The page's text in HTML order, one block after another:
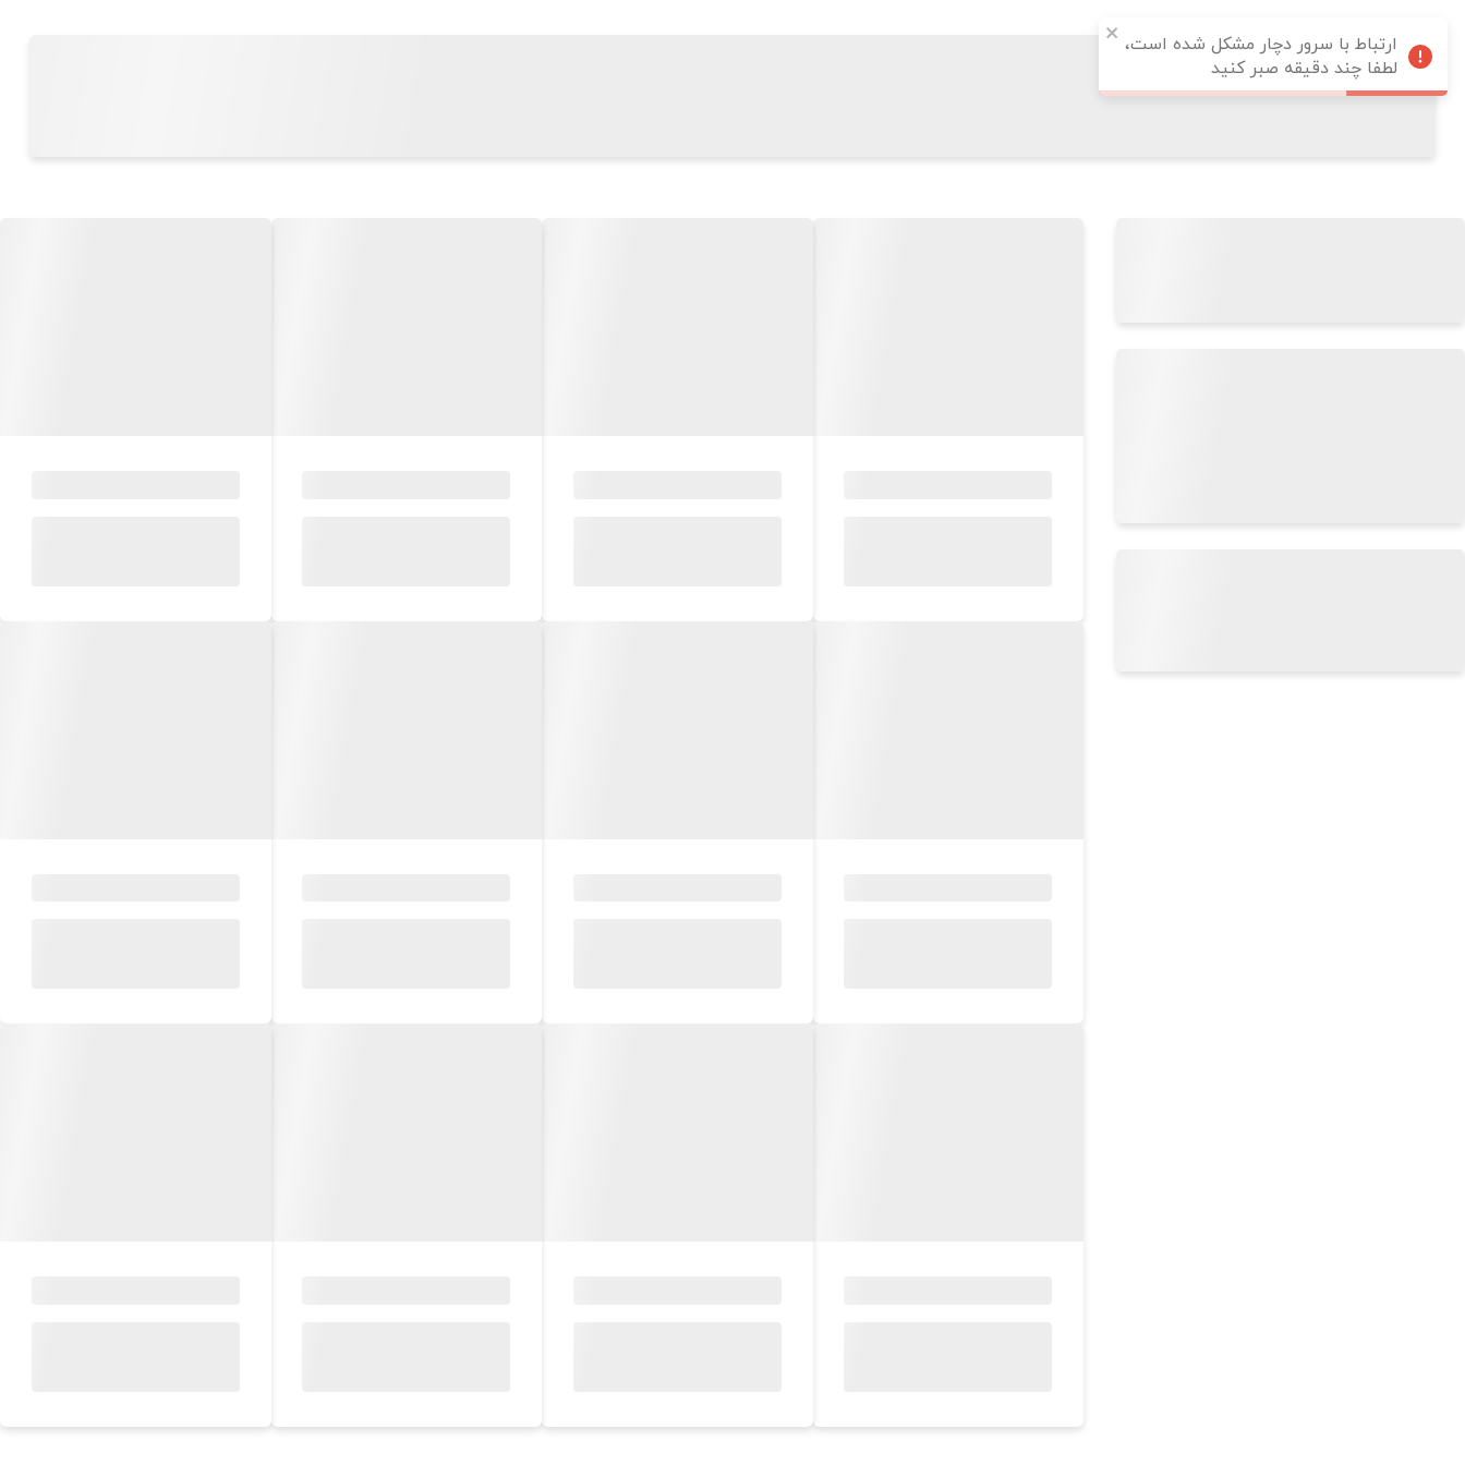
ارتباط با سرور دچار مشکل شده است،
لطفا چند دقیقه صبر کنید